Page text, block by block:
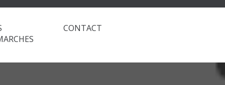
CONTACT